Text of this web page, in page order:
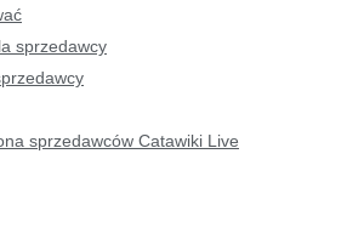
sprzedawcy
sprzedawców Catawiki Live